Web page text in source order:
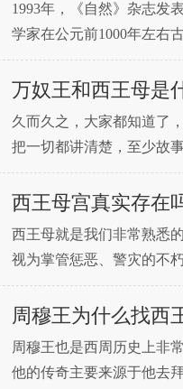
1993年，《自然》杂志发
学家在公元前1000年左右
一考古发现令人费解:埃及
万奴王和西王母是
久而久之，大家都知道了
把一切都讲清楚，至少故
很重要的角色，而且经常
西王母宫真实存在
西王母就是我们非常熟悉
视为掌管惩恶、警灾的不
后宫的样子。当然，宫殿
周穆王为什么找西
周穆王也是西周历史上非
他的传奇主要来源于他去